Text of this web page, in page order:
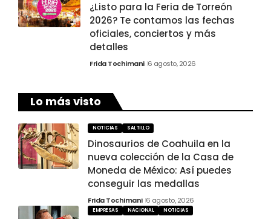
¿Listo para la Feria de Torreón
2026? Te contamos las fechas
oficiales, conciertos y más
detalles
Frida Tochimani 6 agosto, 2026
Lo más visto
NOTICIAS SALTILLO
Dinosaurios de Coahuila en la
nueva colección de la Casa de
Moneda de México: Así puedes
conseguir las medallas
Frida Tochimani 6 agosto, 2026
EMPRESAS NACIONAL NOTICIAS